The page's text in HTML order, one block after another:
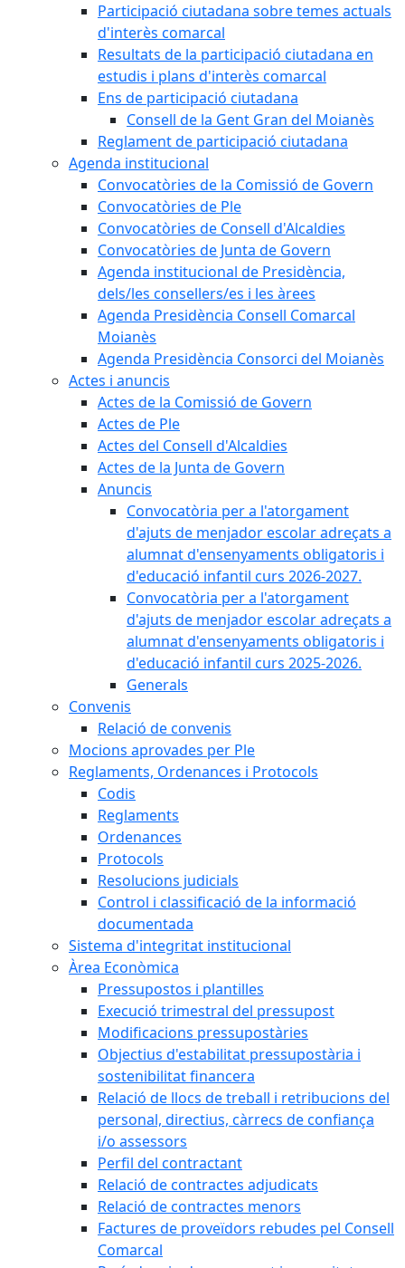
Participació ciutadana sobre temes actuals
d'interès comarcal
Resultats de la participació ciutadana en
estudis i plans d'interès comarcal
Ens de participació ciutadana
Consell de la Gent Gran del Moianès
Reglament de participació ciutadana
Agenda institucional
Convocatòries de la Comissió de Govern
Convocatòries de Ple
Convocatòries de Consell d'Alcaldies
Convocatòries de Junta de Govern
Agenda institucional de Presidència,
dels/les consellers/es i les àrees
Agenda Presidència Consell Comarcal
Moianès
Agenda Presidència Consorci del Moianès
Actes i anuncis
Actes de la Comissió de Govern
Actes de Ple
Actes del Consell d'Alcaldies
Actes de la Junta de Govern
Anuncis
Convocatòria per a l'atorgament
d'ajuts de menjador escolar adreçats a
alumnat d'ensenyaments obligatoris i
d'educació infantil curs 2026-2027.
Convocatòria per a l'atorgament
d'ajuts de menjador escolar adreçats a
alumnat d'ensenyaments obligatoris i
d'educació infantil curs 2025-2026.
Generals
Convenis
Relació de convenis
Mocions aprovades per Ple
Reglaments, Ordenances i Protocols
Codis
Reglaments
Ordenances
Protocols
Resolucions judicials
Control i classificació de la informació
documentada
Sistema d'integritat institucional
Àrea Econòmica
Pressupostos i plantilles
Execució trimestral del pressupost
Modificacions pressupostàries
Objectius d'estabilitat pressupostària i
sostenibilitat financera
Relació de llocs de treball i retribucions del
personal, directius, càrrecs de confiança
i/o assessors
Perfil del contractant
Relació de contractes adjudicats
Relació de contractes menors
Factures de proveïdors rebudes pel Consell
Comarcal